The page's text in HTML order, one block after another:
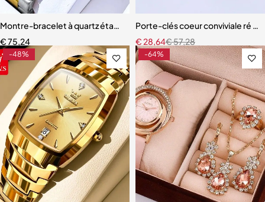
Montre-bracelet à quartz étanche pour homme, style de plongée
€75,24
Porte-clés coeur conviviale ré
€57,28
€28,64
-48% -64%